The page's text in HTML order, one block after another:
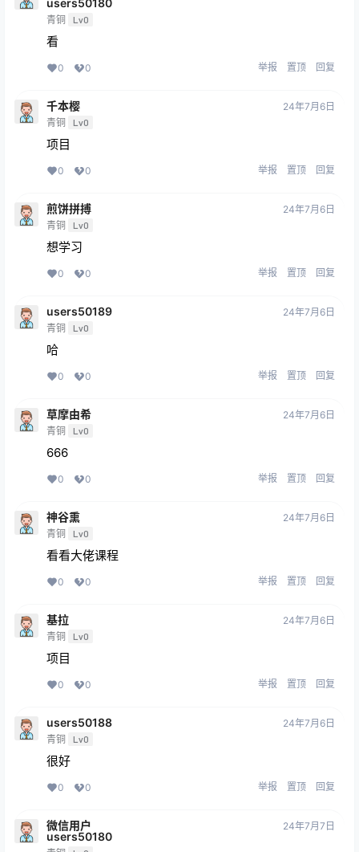
青铜 Lv0
看
0 0 举报 置顶 回复
千本樱
青铜 Lv0
24年7月6日
项目
0 0 举报 置顶 回复
煎饼拼搏
青铜 Lv0
24年7月6日
想学习
0 0 举报 置顶 回复
users50189
青铜 Lv0
24年7月6日
哈
0 0 举报 置顶 回复
草摩由希
青铜 Lv0
24年7月6日
666
0 0 举报 置顶 回复
神谷熏
青铜 Lv0
24年7月6日
看看大佬课程
0 0 举报 置顶 回复
基拉
青铜 Lv0
24年7月6日
项目
0 0 举报 置顶 回复
users50188
青铜 Lv0
24年7月6日
很好
0 0 举报 置顶 回复
微信用户
users50180
24年7月7日